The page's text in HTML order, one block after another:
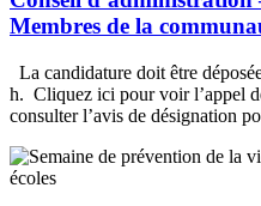
Membres de la
La candidature doit être
h. Cliquez ici pour voir l’appel
consulter l’avis de désignation